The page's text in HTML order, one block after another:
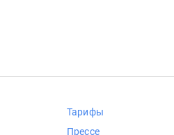
Тарифы
Прессе